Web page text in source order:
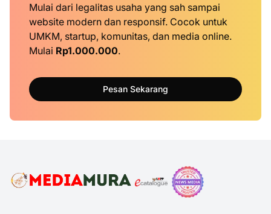
Mulai dari legalitas usaha yang sah sampai
website modern dan responsif. Cocok untuk
UMKM, startup, komunitas, dan media online.
Mulai Rp1.000.000.
Pesan Sekarang